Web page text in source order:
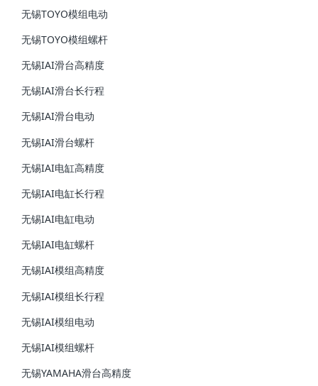
无锡TOYO模组电动
无锡TOYO模组螺杆
无锡IAI滑台高精度
无锡IAI滑台长行程
无锡IAI滑台电动
无锡IAI滑台螺杆
无锡IAI电缸高精度
无锡IAI电缸长行程
无锡IAI电缸电动
无锡IAI电缸螺杆
无锡IAI模组高精度
无锡IAI模组长行程
无锡IAI模组电动
无锡IAI模组螺杆
无锡YAMAHA滑台高精度